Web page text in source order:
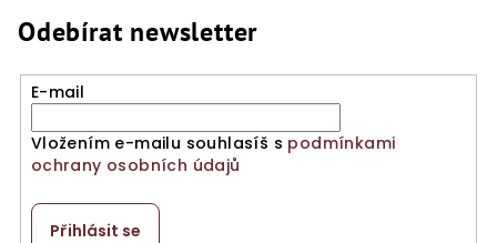
Odebírat newsletter
E-mail
Vložením e-mailu souhlasíš s podmínkami
ochrany osobních údajů
Přihlásit se